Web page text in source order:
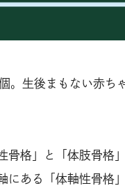
。生後まもない赤ち
骨格」と「体肢骨格
にある「体軸性骨格